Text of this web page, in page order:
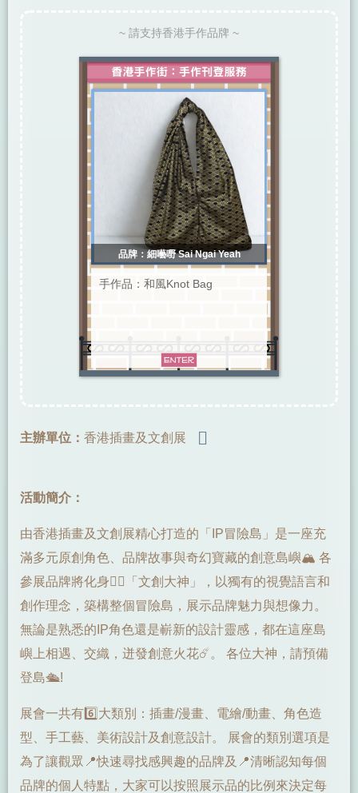
~ 請支持香港手作品牌 ~
品牌：細囈嘢 Sai Ngai Yeah
手作品：和風Knot Bag
主辦單位： 香港插畫及文創展
活動簡介：
由香港插畫及文創展精心打造的「IP冒險島」是一座充
滿多元原創角色、品牌故事與奇幻寶藏的創意島嶼🏔️ 各
參展品牌將化身🧝‍♂️「文創大神」，以獨有的視覺語言和
創作理念，築構整個冒險島，展示品牌魅力與想像力。
無論是熟悉的IP角色還是嶄新的設計靈感，都在這座島
嶼上相遇、交織，迸發創意火花☄️。 各位大神，請預備
登島🛳️!
展會一共有6️⃣大類別：插畫/漫畫、電繪/動畫、角色造
型、手工藝、美術設計及創意設計。 展會的類別選項是
為了讓觀眾📍快速尋找感興趣的品牌及📍清晰認知每個
品牌的個人特點，大家可以按照展示品的比例來決定每